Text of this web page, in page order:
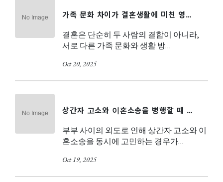
가족 문화 차이가 결혼생활에 미친 영…
결혼은 단순히 두 사람의 결합이 아니라,
서로 다른 가족 문화와 생활 방…
Oct 20, 2025
상간자 고소와 이혼소송을 병행할 때 …
부부 사이의 외도로 인해 상간자 고소와 이
혼소송을 동시에 고민하는 경우가…
Oct 19, 2025